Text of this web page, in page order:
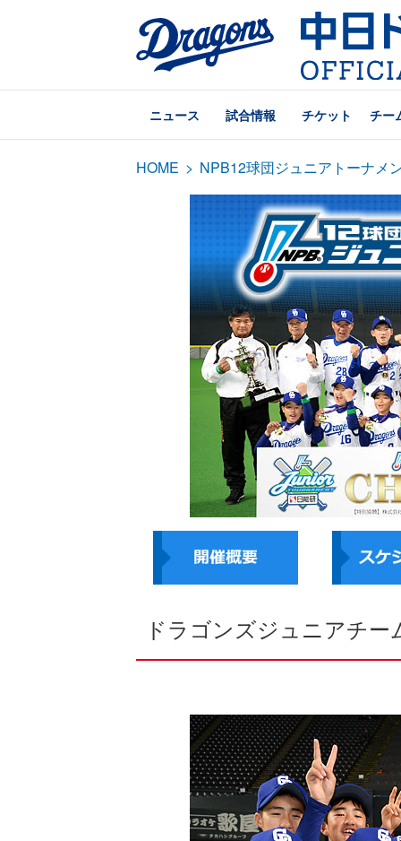
ニュース 試合情報 チケット チー
HOME > NPB12球団ジュニアトーナメ
ドラゴンズジュニアチー